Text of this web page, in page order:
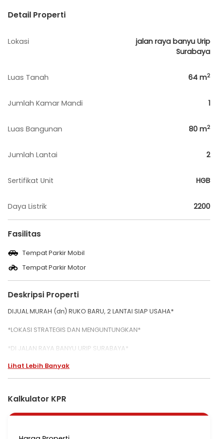
Detail Properti
Lokasi
jalan raya banyu Urip
Surabaya
Luas Tanah 64 m2
Jumlah Kamar Mandi 1
Luas Bangunan 80 m2
Jumlah Lantai 2
Sertifikat Unit HGB
Daya Listrik 2200
Fasilitas
Tempat Parkir Mobil
Tempat Parkir Motor
Deskripsi Properti
DIJUAL MURAH (dn) RUKO BARU, 2 LANTAI SIAP USAHA*
*LOKASI STRATEGIS DAN MENGUNTUNGKAN*
*DI JALAN RAYA BANYU URIP SURABAYA*
Lokasi dekat jantung kota dan perniagaan kota Surabaya area
*Spesifikasi per unit Ruko:*
- Luas Tanah 64 M | 4 x 16
- Luas Bangunan 80 M
Lihat Lebih Banyak
Kalkulator KPR